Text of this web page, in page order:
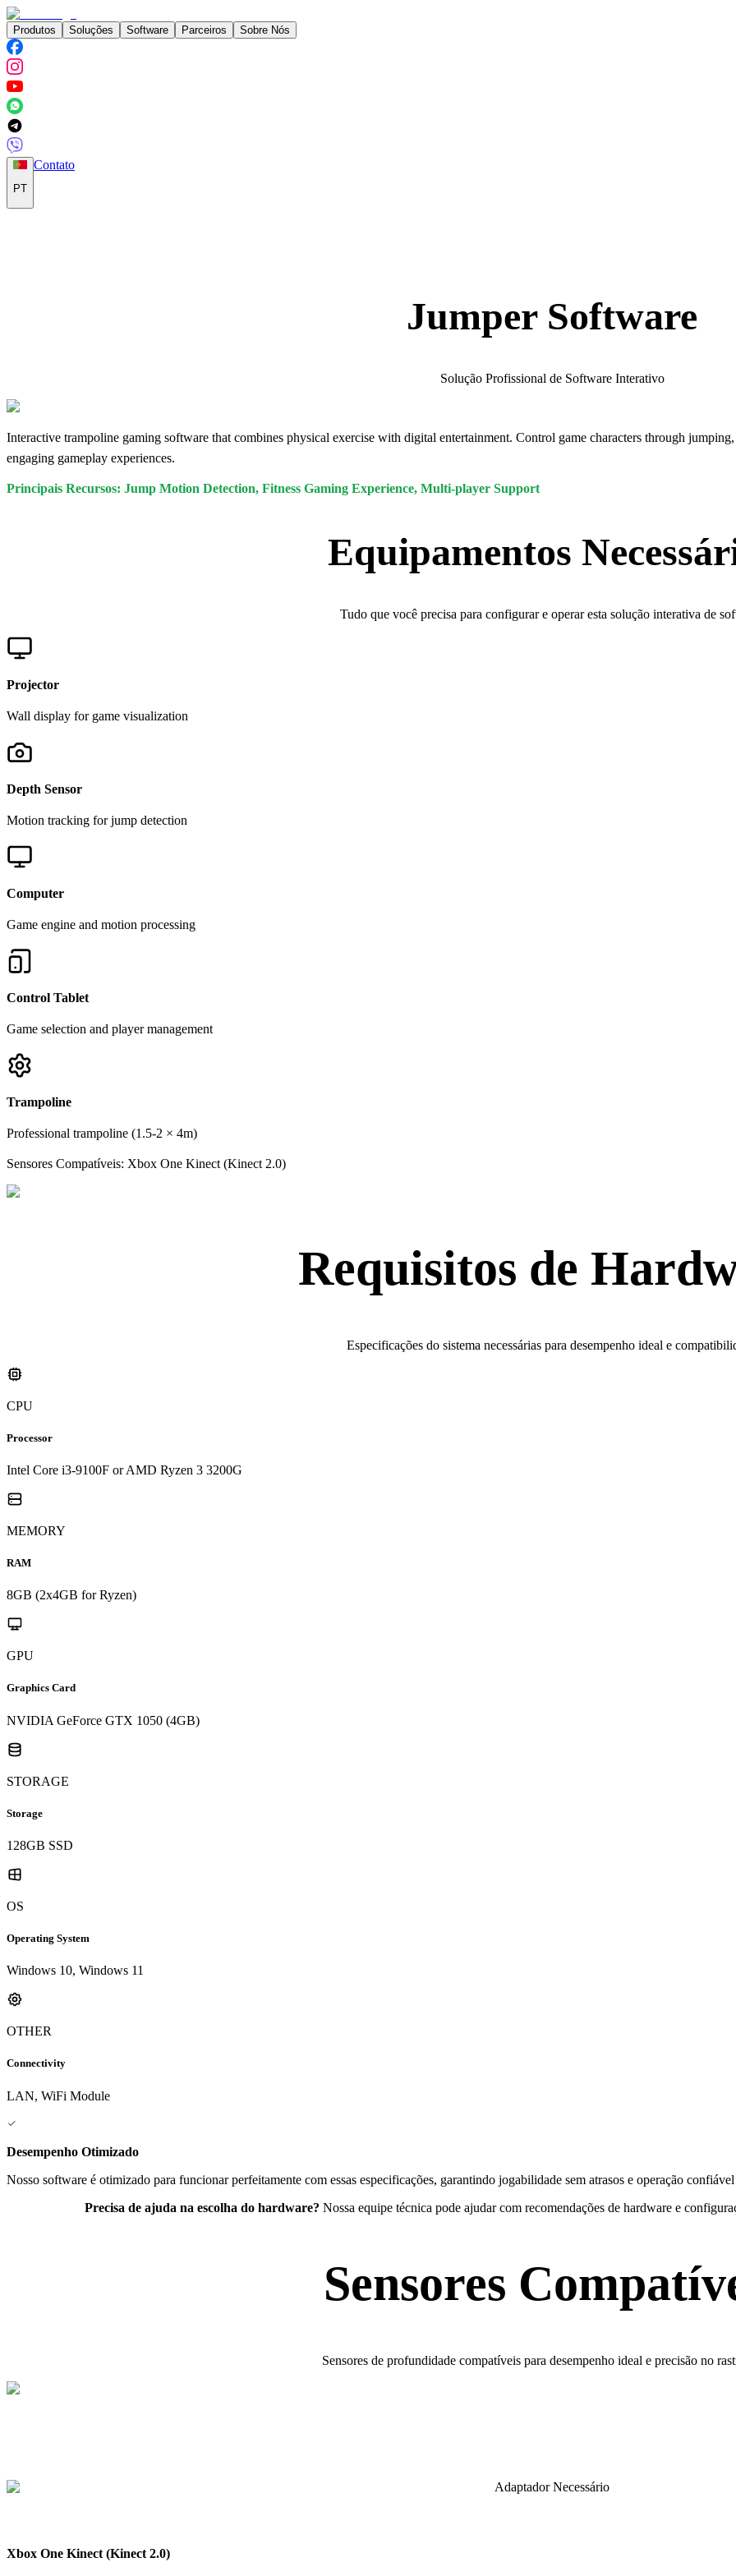
Produtos Soluções Software Parceiros Sobre Nós
PT
Contato
Jumper Software
Solução Profissional de Software Interativo
Interactive trampoline gaming software that combines physical exercise with digital entertainment. Control game characters through
engaging gameplay experiences.
Principais Recursos: Jump Motion Detection, Fitness Gaming Experience, Multi-player Support
Equipamentos
Tudo que você precisa para configurar e operar esta solução interativa de
Projector
Wall display for game visualization
Depth Sensor
Motion tracking for jump detection
Computer
Game engine and motion processing
Control Tablet
Game selection and player management
Trampoline
Professional trampoline (1.5-2 × 4m)
Sensores Compatíveis: Xbox One Kinect (Kinect 2.0)
Requisitos de
Especificações do sistema necessárias para desempenho ideal e
CPU
Processor
Intel Core i3-9100F or AMD Ryzen 3 3200G
MEMORY
RAM
8GB (2x4GB for Ryzen)
GPU
Graphics Card
NVIDIA GeForce GTX 1050 (4GB)
STORAGE
Storage
128GB SSD
OS
Operating System
Windows 10, Windows 11
OTHER
Connectivity
LAN, WiFi Module
Desempenho Otimizado
Nosso software é otimizado para funcionar perfeitamente com essas especificações, garantindo jogabilidade sem atrasos e operação
Precisa de ajuda na escolha do hardware? Nossa equipe técnica pode ajudar com recomendações de hardware e
Sensores
Sensores de profundidade compatíveis para desempenho ideal e precisão no
Adaptador Necessário
Xbox One Kinect (Kinect 2.0)